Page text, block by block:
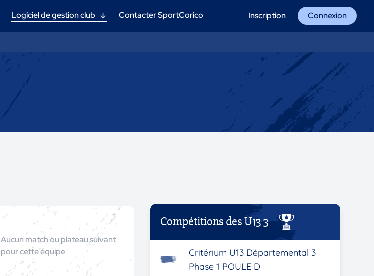
Logiciel de gestion club Contacter SportCorico Inscription Connexion
Aucun match ou plateau suivant
pour cette équipe
Compétitions des U13 3
Critérium U13 Départemental 3
Phase 1 POULE D